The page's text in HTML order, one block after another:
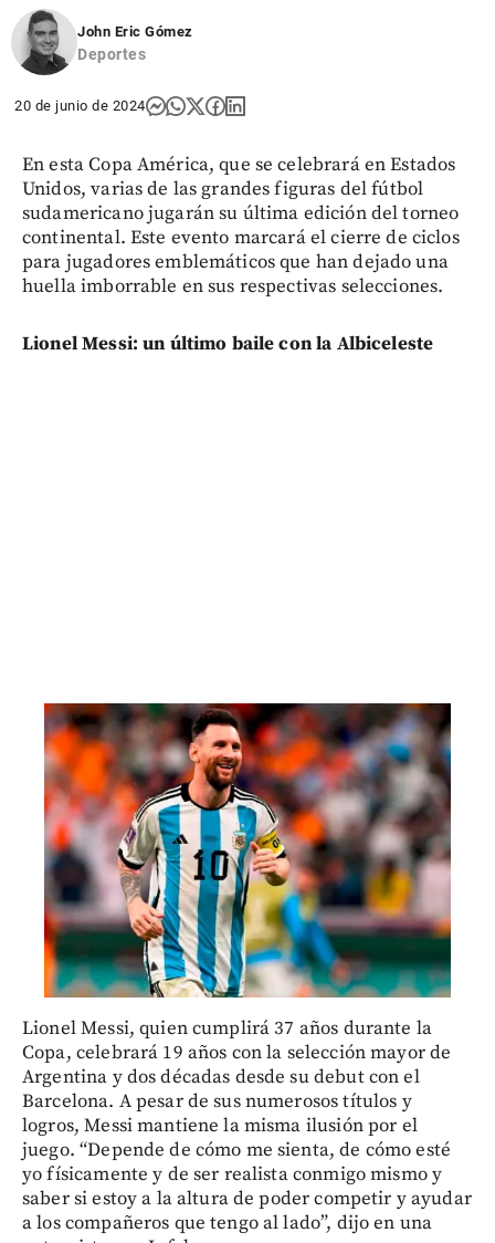
John Eric Gómez
Deportes
20 de junio de 2024
En esta Copa América, que se celebrará en Estados
Unidos, varias de las grandes figuras del fútbol
sudamericano jugarán su última edición del torneo
continental. Este evento marcará el cierre de ciclos
para jugadores emblemáticos que han dejado una
huella imborrable en sus respectivas selecciones.
Lionel Messi: un último baile con la Albiceleste
Lionel Messi, quien cumplirá 37 años durante la
Copa, celebrará 19 años con la selección mayor de
Argentina y dos décadas desde su debut con el
Barcelona. A pesar de sus numerosos títulos y
logros, Messi mantiene la misma ilusión por el
juego. “Depende de cómo me sienta, de cómo esté
yo físicamente y de ser realista conmigo mismo y
saber si estoy a la altura de poder competir y ayudar
a los compañeros que tengo al lado”, dijo en una